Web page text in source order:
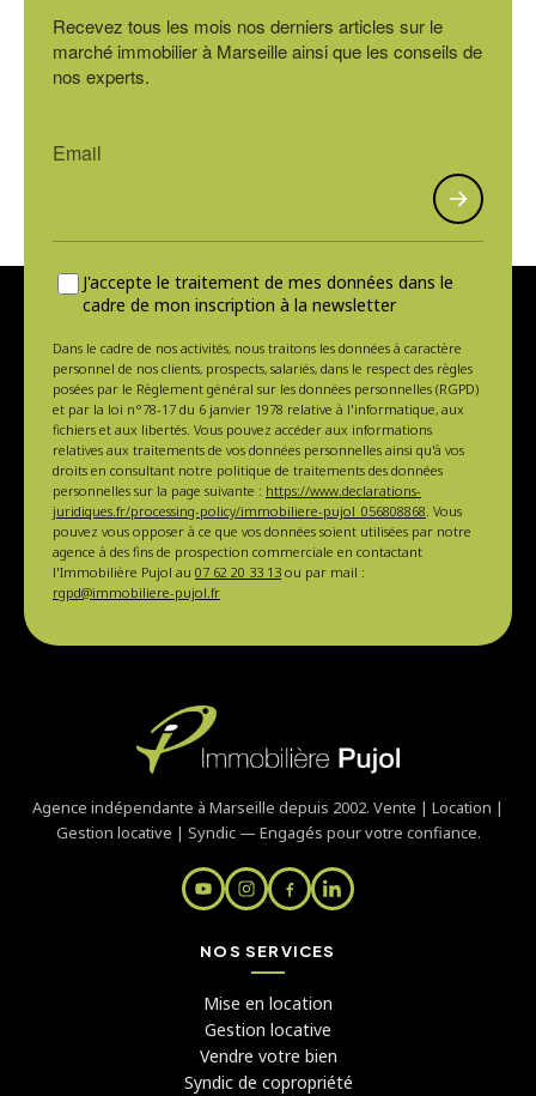
Recevez tous les mois nos derniers articles sur le
marché immobilier à Marseille ainsi que les conseils de
nos experts.
J'accepte le traitement de mes données dans le
cadre de mon inscription à la newsletter
Dans le cadre de nos activités, nous traitons les données à caractère
personnel de nos clients, prospects, salariés, dans le respect des règles
posées par le Règlement général sur les données personnelles (RGPD)
et par la loi n°78-17 du 6 janvier 1978 relative à l'informatique, aux
fichiers et aux libertés. Vous pouvez accéder aux informations
relatives aux traitements de vos données personnelles ainsi qu'à vos
droits en consultant notre politique de traitements des données
personnelles sur la page suivante : https://www.declarations-
juridiques.fr/processing-policy/immobiliere-pujol_056808868 . Vous
pouvez vous opposer à ce que vos données soient utilisées par notre
agence à des fins de prospection commerciale en contactant
l'Immobilière Pujol au 07 62 20 33 13 ou par mail :
rgpd@immobiliere-pujol.fr
Agence indépendante à Marseille depuis 2002. Vente | Location |
Gestion locative | Syndic — Engagés pour votre confiance.
NOS SERVICES
Mise en location
Gestion locative
Vendre votre bien
Syndic de copropriété